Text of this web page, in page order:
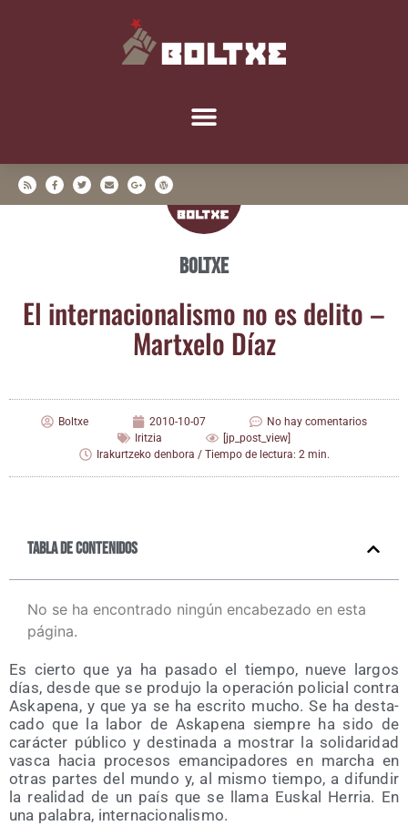
Boltxe
El inter­na­cio­na­lis­mo no es deli­to –
Martxe­lo Díaz
Boltxe 2010-10-07
No hay comentarios
Iritzia
[jp_post_view]
Irakurtzeko denbora / Tiempo de lectura: 2 min.
Tabla de contenidos
No se ha encontrado ningún encabezado en esta
página.
Es cier­to que ya ha pasa­do el tiem­po, nue­ve lar­gos
días, des­de que se pro­du­jo la ope­ra­ción poli­cial con­tra
Aska­pe­na, y que ya se ha escri­to mucho. Se ha des­ta­
ca­do que la labor de Aska­pe­na siem­pre ha sido de
carác­ter públi­co y des­ti­na­da a mos­trar la soli­da­ri­dad
vas­ca hacia pro­ce­sos eman­ci­pa­do­res en mar­cha en
otras par­tes del mun­do y, al mis­mo tiem­po, a difun­dir
la reali­dad de un país que se lla­ma Eus­kal Herria. En
una pala­bra, internacionalismo.